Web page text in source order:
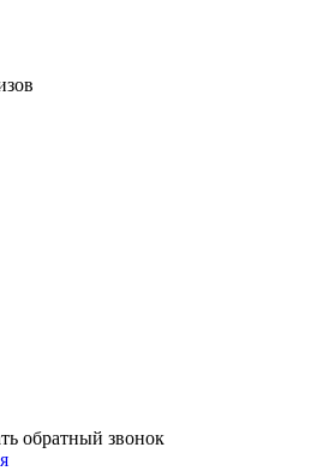
обратный звонок